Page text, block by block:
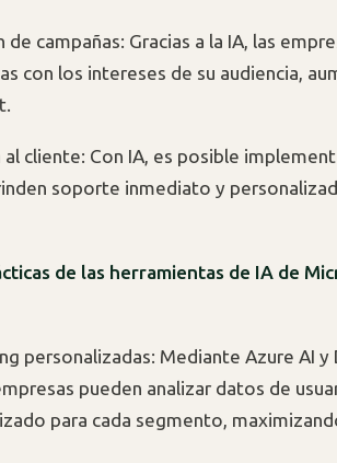
campañas: Gracias a la IA, las
con los intereses de su audiencia,
cliente: Con IA, es posible
soporte inmediato y
de las herramientas de IA de
personalizadas: Mediante Azure AI y
pueden analizar datos de
para cada segmento,